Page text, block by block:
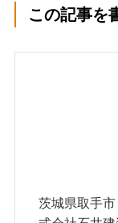
この記事を
茨城県取手